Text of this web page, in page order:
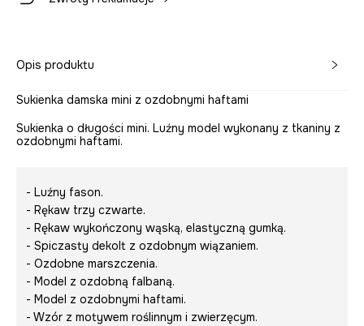
Opis produktu
Sukienka damska mini z ozdobnymi haftami
Sukienka o długości mini. Luźny model wykonany z tkaniny z
ozdobnymi haftami.
- Luźny fason.
- Rękaw trzy czwarte.
- Rękaw wykończony wąską, elastyczną gumką.
- Spiczasty dekolt z ozdobnym wiązaniem.
- Ozdobne marszczenia.
- Model z ozdobną falbaną.
- Model z ozdobnymi haftami.
- Wzór z motywem roślinnym i zwierzęcym.